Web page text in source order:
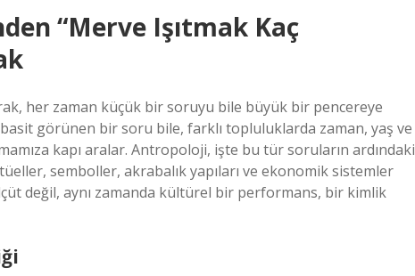
“Merve Işıtmak Kaç
her zaman küçük bir soruyu bile büyük bir pencereye
görünen bir soru bile, farklı topluluklarda zaman, yaş ve
kapı aralar. Antropoloji, işte bu tür soruların ardındaki
semboller, akrabalık yapıları ve ekonomik sistemler
değil, aynı zamanda kültürel bir performans, bir kimlik